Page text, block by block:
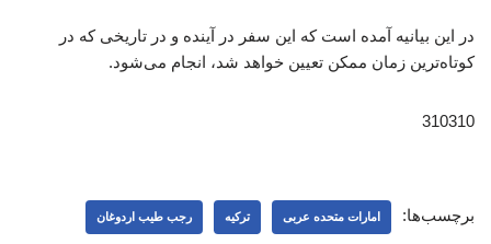
در این بیانیه آمده است که این سفر در آینده و در تاریخی که در
کوتاه‌ترین زمان ممکن تعیین خواهد شد، انجام می‌شود.
310310
برچسب‌ها: امارات متحده عربی ترکیه رجب طیب اردوغان